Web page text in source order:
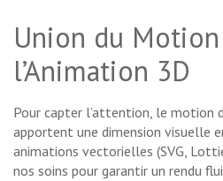
Union du
l’Animation 3D
Pour capter l’attention, le motion
apportent une dimension visuelle
animations vectorielles (SVG,
nos soins pour garantir un rendu